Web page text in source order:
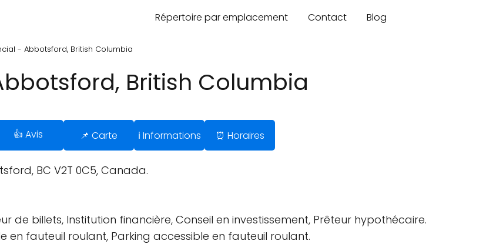
Répertoire par emplacement Contact Blog
- Abbotsford, British Columbia
British Columbia
👍 Avis 📌 Carte ℹ️ Informations ⏰ Horaires
BC V2T 0C5, Canada.
de billets, Institution financière, Conseil en investissement, Prêteur hypothécaire.
en fauteuil roulant, Parking accessible en fauteuil roulant.